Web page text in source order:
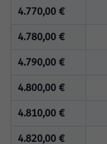
4.770,00 €
4.780,00 €
4.790,00 €
4.800,00 €
4.810,00 €
4.820,00 €